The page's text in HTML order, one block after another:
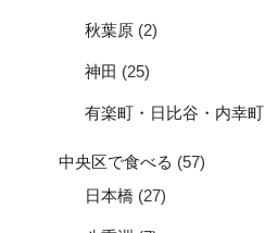
秋葉原 (2)
神田 (25)
有楽町・日比谷・内幸町
中央区で食べる (57)
日本橋 (27)